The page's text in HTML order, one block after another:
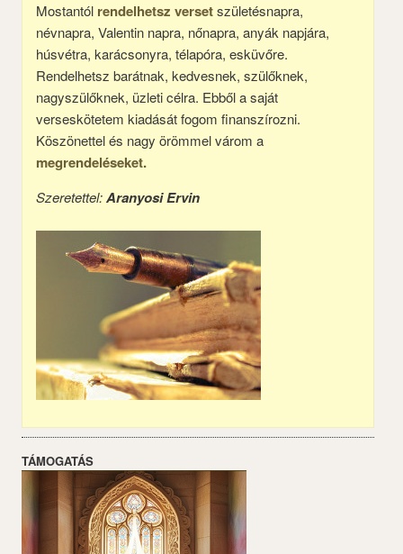
Mostantól rendelhetsz versetszületésnapra,
névnapra, Valentin napra, nőnapra, anyák napjára,
húsvétra, karácsonyra, télapóra, esküvőre.
Rendelhetsz barátnak, kedvesnek, szülőknek,
nagyszülőknek, üzleti célra. Ebből a saját
verseskötetem kiadását fogom finanszírozni.
Köszönettel és nagy örömmel várom a
megrendeléseket.
Szeretettel:Aranyosi Ervin
TÁMOGATÁS